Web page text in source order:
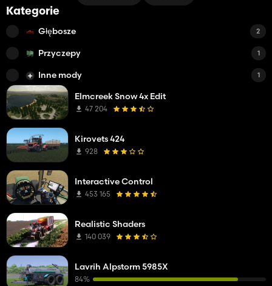
Kategorie
Głębosze 2
Przyczepy 1
Inne mody 1
Elmcreek Snow 4x Edit
47 204
Kirovets 424
928
Interactive Control
453 165
Realistic Shaders
140 039
Lavrih Alpstorm 5985X
84%